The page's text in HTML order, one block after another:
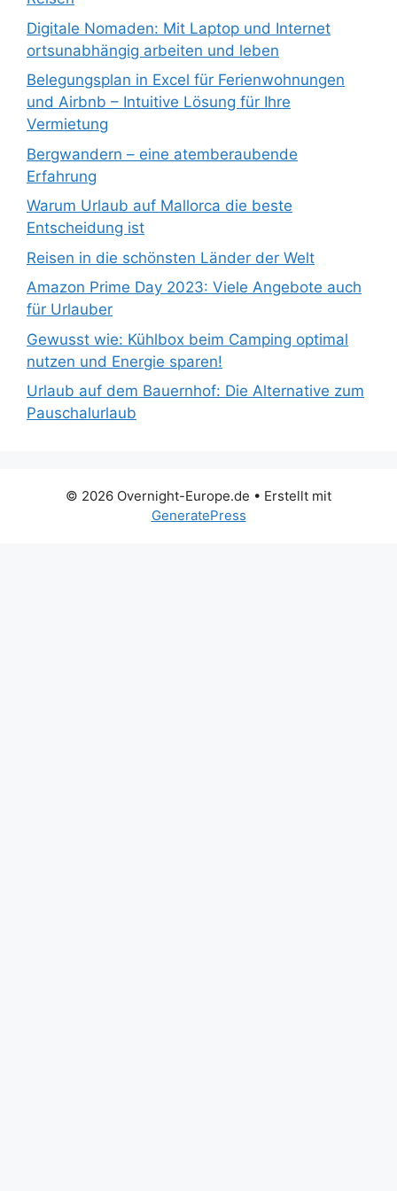
Digitale Nomaden: Mit Laptop und Internet
ortsunabhängig arbeiten und leben
Belegungsplan in Excel für Ferienwohnungen
und Airbnb – Intuitive Lösung für Ihre
Vermietung
Bergwandern – eine atemberaubende
Erfahrung
Warum Urlaub auf Mallorca die beste
Entscheidung ist
Reisen in die schönsten Länder der Welt
Amazon Prime Day 2023: Viele Angebote auch
für Urlauber
Gewusst wie: Kühlbox beim Camping optimal
nutzen und Energie sparen!
Urlaub auf dem Bauernhof: Die Alternative zum
Pauschalurlaub
© 2026 Overnight-Europe.de • Erstellt mit
GeneratePress